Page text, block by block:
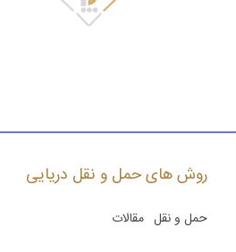
روش های حمل و نقل دریایی
حمل و نقل مقالات